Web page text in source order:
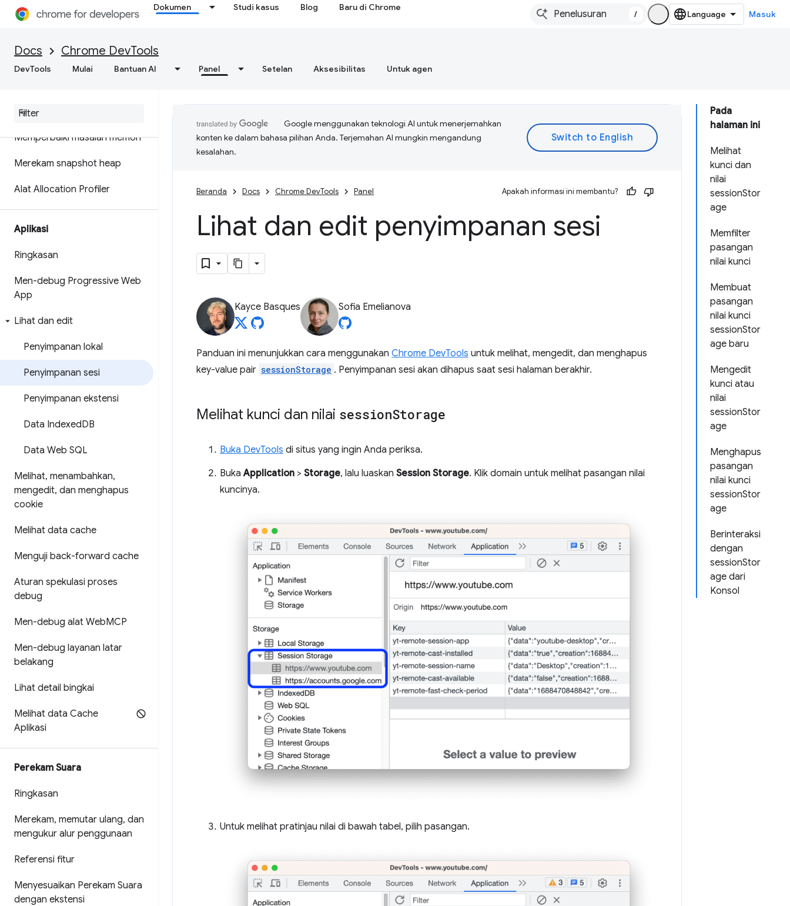
Dokumen Studi kasus Blog Baru di Chrome
/ Masuk
Docs Chrome DevTools
DevTools Mulai Bantuan AI Panel Setelan Aksesibilitas Untuk agen
Optimalkan kecepatan web
Memori
Terminologi memori
Memperbaiki masalah memori
Merekam snapshot heap
Alat Allocation Profiler
Aplikasi
Ringkasan
Men-debug Progressive Web
App
Lihat dan edit
Penyimpanan lokal
Penyimpanan sesi
Penyimpanan ekstensi
Data IndexedDB
Data Web SQL
Melihat, menambahkan,
mengedit, dan menghapus
cookie
Melihat data cache
Menguji back-forward cache
Aturan spekulasi proses
debug
Men-debug alat WebMCP
Men-debug layanan latar
belakang
Lihat detail bingkai
Melihat data Cache
Aplikasi
Perekam Suara
Ringkasan
Merekam, memutar ulang, dan
mengukur alur penggunaan
Referensi fitur
Menyesuaikan Perekam Suara
dengan ekstensi
Pada
halaman ini
Melihat
kunci dan
nilai
sessionStor
age
Memfilter
pasangan
nilai kunci
Membuat
pasangan
nilai kunci
sessionStor
age baru
Mengedit
kunci atau
nilai
sessionStor
age
Menghapus
pasangan
nilai kunci
sessionStor
age
Berinteraksi
dengan
sessionStor
age dari
Konsol
Google menggunakan teknologi AI untuk menerjemahkan
konten ke dalam bahasa pilihan Anda. Terjemahan AI mungkin mengandung
kesalahan.
Beranda Docs Chrome DevTools Panel Apakah informasi ini membantu?
Lihat dan edit penyimpanan sesi
Kayce Basques Sofia Emelianova
Panduan ini menunjukkan cara menggunakan Chrome DevTools untuk melihat, mengedit, dan menghapus
key-value pair sessionStorage . Penyimpanan sesi akan dihapus saat sesi halaman berakhir.
Melihat kunci dan nilai sessionStorage
Buka DevTools di situs yang ingin Anda periksa.
BukaApplication > Storage, lalu luaskan Session Storage. Klik domain untuk melihat pasangan nilai
kuncinya.
Untuk melihat pratinjau nilai di bawah tabel, pilih pasangan.